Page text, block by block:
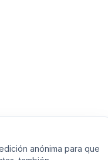
anónima para que